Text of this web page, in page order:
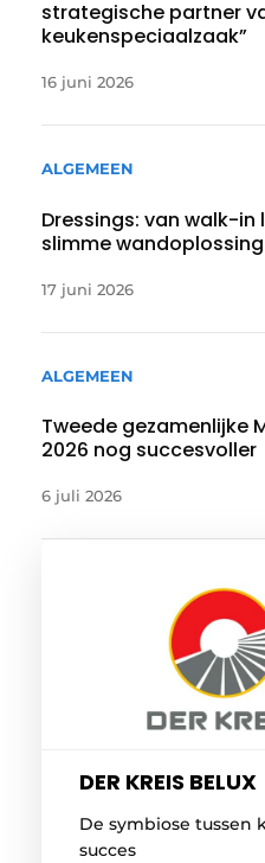
strategische partner
keukenspeciaalzaak”
16 juni 2026
ALGEMEEN
Dressings: van walk-in
slimme wandoplossing
17 juni 2026
ALGEMEEN
Tweede gezamenlijke
2026 nog succesvoller
6 juli 2026
DER KREIS BELUX
De symbiose tussen
succes